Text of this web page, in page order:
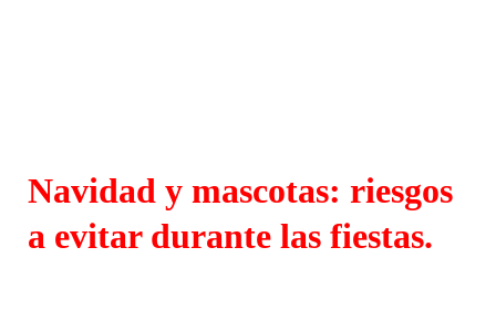
Navidad y mascotas: riesgos
a evitar durante las fiestas.